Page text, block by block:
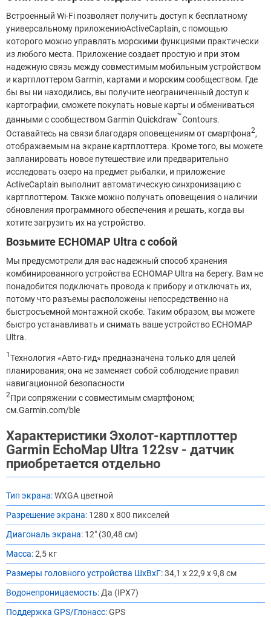
Встроенный Wi-Fi позволяет получить доступ к бесплатному
универсальному приложениюActiveCaptain, с помощью
которого можно управлять морскими функциями практически
из любого места. Приложение создает простую и при этом
надежную связь между совместимым мобильным устройством
и картплоттером Garmin, картами и морским сообществом. Где
бы вы ни находились, вы получите неограниченный доступ к
картографии, сможете покупать новые карты и обмениваться
данными с сообществом Garmin Quickdraw™Contours.
Оставайтесь на связи благодаря оповещениям от смартфона2,
отображаемым на экране картплоттера. Кроме того, вы можете
запланировать новое путешествие или предварительно
исследовать озеро на предмет рыбалки, и приложение
ActiveCaptain выполнит автоматическую синхронизацию с
картплоттером. Также можно получать оповещения о наличии
обновления программного обеспечения и решать, когда вы
хотите загрузить их на устройство.
Возьмите ECHOMAP Ultra с собой
Мы предусмотрели для вас надежный способ хранения
комбинированного устройства ECHOMAP Ultra на берегу. Вам не
понадобится подключать провода к прибору и отключать их,
потому что разъемы расположены непосредственно на
быстросъемной монтажной скобе. Таким образом, вы можете
быстро устанавливать и снимать ваше устройство ECHOMAP
Ultra.
1Технология «Авто-гид» предназначена только для целей
планирования; она не заменяет собой соблюдение правил
навигационной безопасности
2При сопряжении с совместимым смартфоном;
см.Garmin.com/ble
Характеристики Эхолот-картплоттер
Garmin EchoMap Ultra 122sv - датчик
приобретается отдельно
Тип экрана:WXGA цветной
Разрешение экрана: 1280 x 800 пикселей
Диагональ экрана: 12" (30,48 см)
Масса:2,5 кг
Размеры головного устройства ШхВхГ:34,1 x 22,9 x 9,8 см
Водонепроницаемость: Да (IPX7)
Поддержка GPS/Глонасс:GPS